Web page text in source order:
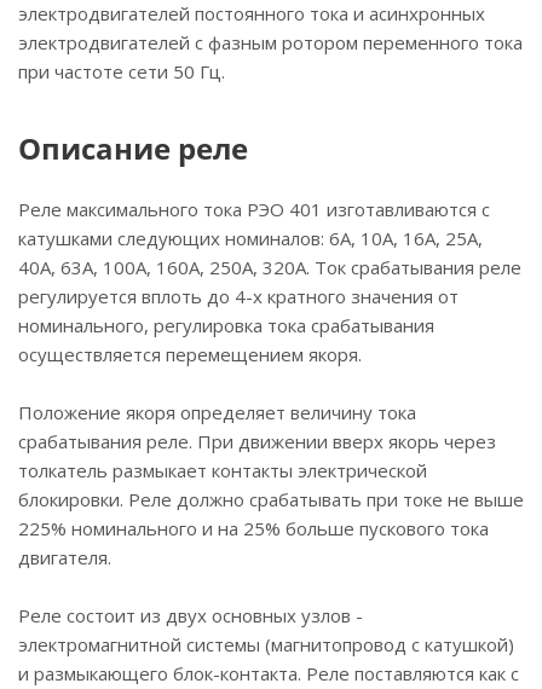
электродвигателей постоянного тока и асинхронных
электродвигателей с фазным ротором переменного тока
при частоте сети 50 Гц.
Описание реле
Реле максимального тока РЭО 401 изготавливаются с
катушками следующих номиналов: 6А, 10А, 16А, 25А,
40А, 63А, 100А, 160А, 250А, 320А. Ток срабатывания реле
регулируется вплоть до 4-х кратного значения от
номинального, регулировка тока срабатывания
осуществляется перемещением якоря.
Положение якоря определяет величину тока
срабатывания реле. При движении вверх якорь через
толкатель размыкает контакты электрической
блокировки. Реле должно срабатывать при токе не выше
225% номинального и на 25% больше пускового тока
двигателя.
Реле состоит из двух основных узлов -
электромагнитной системы (магнитопровод с катушкой)
и размыкающего блок-контакта. Реле поставляются как с